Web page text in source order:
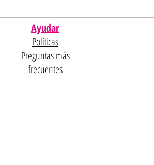
Ayudar
Políticas
Preguntas más
frecuentes